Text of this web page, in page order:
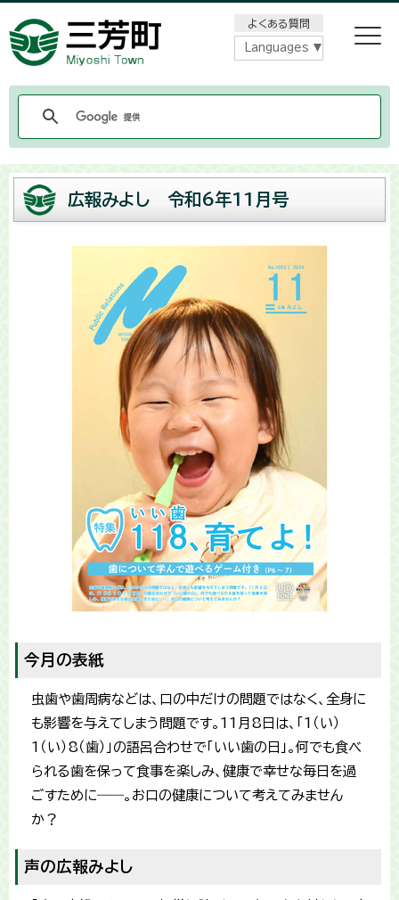
よくある質問
Languages
広報みよし 令和6年11月号
今月の表紙
虫歯や歯周病などは、口の中だけの問題ではなく、全身に
も影響を与えてしまう問題です。11月8日は、「1（い）
1（い）8（歯）」の語呂合わせで「いい歯の日」。何でも食べ
られる歯を保って食事を楽しみ、健康で幸せな毎日を過
ごすために――。お口の健康について考えてみません
か？
声の広報みよし